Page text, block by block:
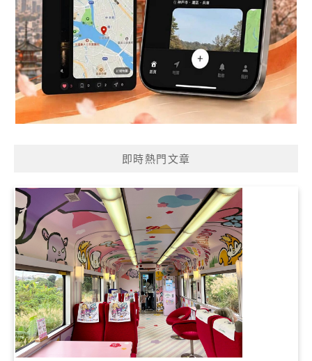
即時熱門文章